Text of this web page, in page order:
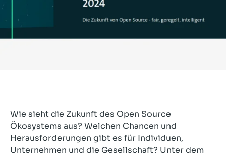
Wie sieht die Zukunft des Open Source
Ökosystems aus? Welchen Chancen und
Herausforderungen gibt es für Individuen,
Unternehmen und die Gesellschaft? Unter dem